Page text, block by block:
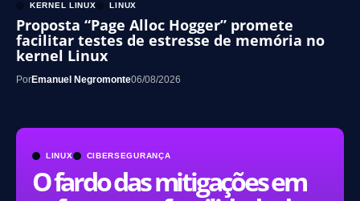
LINUX CIBERSEGURANÇA
O fardo das mitigações em
KERNEL LINUX LINUX
Proposta “Page Alloc Hogger” promete
facilitar testes de estresse de memória no
kernel Linux
PorEmanuel Negromonte06/08/2026